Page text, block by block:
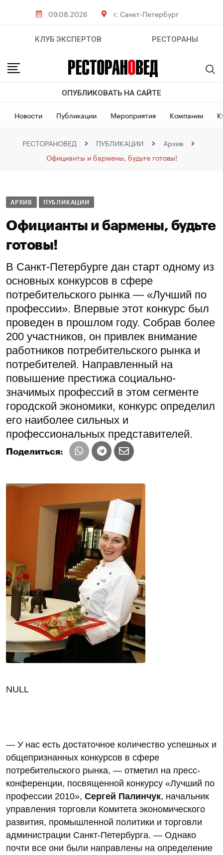
09.08.2026 г. Санкт-Петербург
КЛУБ ЭКСПЕРТОВ РЕСТОРАНЫ
ОПУБЛИКОВАТЬ НА САЙТЕ
Новости Публикации Мероприятия Компании
РЕСТОРАНОВЕД ПУБЛИКАЦИИ
Архив
Официанты и бармены, будьте готовы!
АРХИВ ПУБЛИКАЦИИ
Официанты и бармены, будьте
готовы!
В Санкт-Петербурге дан старт одному из
основных конкурсов в сфере
потребительского рынка — «Лучший по
профессии». Впервые этот конкурс был
проведен в прошлом году. Собрав более
200 участников, он привлек внимание
работников потребительского рынка и
потребителей. Направленный на
повышение престижа социально-
значимых профессий в этом сегменте
городской экономики, конкурс определил
его наиболее сильных и
профессиональных представителей.
Поделиться:
NULL
— У нас есть достаточное количество успешных и
общепризнанных конкурсов в сфере
потребительского рынка, — отметил на пресс-
конференции, посвященной конкурсу «Лучший по
профессии 2010», Сергей Палинчук, начальник
управления торговли Комитета экономического
развития, промышленной политики и торговли
администрации Санкт-Петербурга. — Однако
почти все они были направлены на определение